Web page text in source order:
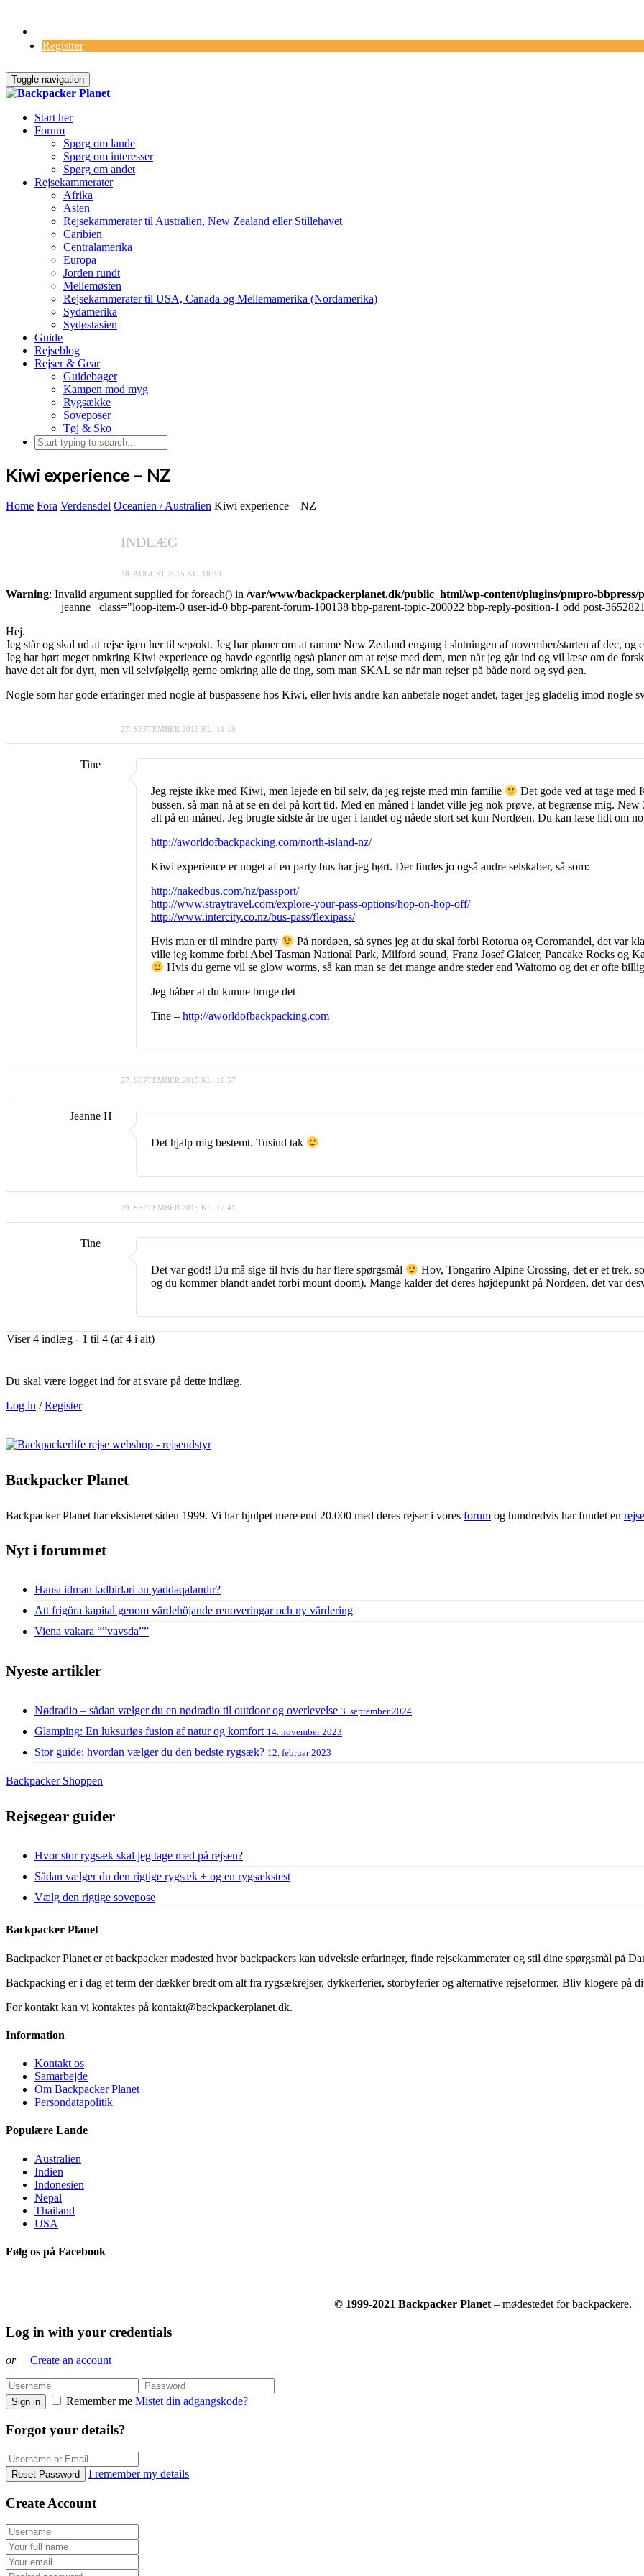
Registrer
Toggle navigation
Start her
Forum
Spørg om lande
Spørg om interesser
Spørg om andet
Rejsekammerater
Afrika
Asien
Rejsekammerater til Australien, New Zealand eller Stillehavet
Caribien
Centralamerika
Europa
Jorden rundt
Mellemøsten
Rejsekammerater til USA, Canada og Mellemamerika (Nordamerika)
Sydamerika
Sydøstasien
Guide
Rejseblog
Rejser & Gear
Guidebøger
Kampen mod myg
Rygsække
Soveposer
Tøj & Sko
Kiwi experience – NZ
Home Fora Verdensdel Oceanien / Australien Kiwi experience – NZ
INDLÆG
28. AUGUST 2015 KL. 18:30
Warning: Invalid argument supplied for foreach() in /var/www/backpackerplanet.dk/public_html/wp-content/plugins/pmpro-bbpress/
class="loop-item-0 user-id-0 bbp-parent-forum-100138 bbp-parent-topic-200022 bbp-reply-position-1 odd post-
jeanne
Hej.
Jeg står og skal ud at rejse igen her til sep/okt. Jeg har planer om at ramme New Zealand engang i slutningen af november/starten af dec, og
Jeg har hørt meget omkring Kiwi experience og havde egentlig også planer om at rejse med dem, men når jeg går ind og vil læse om de
have det alt for dyrt, men vil selvfølgelig gerne omkring alle de ting, som man SKAL se når man rejser på både nord og syd øen.
Nogle som har gode erfaringer med nogle af buspassene hos Kiwi, eller hvis andre kan anbefale noget andet, tager jeg gladelig imod nogle
27. SEPTEMBER 2015 KL. 11:18
Tine
Jeg rejste ikke med Kiwi, men lejede en bil selv, da jeg rejste med min familie
Det gode ved at tage med
bussen, så man nå at se en del på kort tid. Med en måned i landet ville jeg nok prøve, at begrænse mig.
alt på en måned. Jeg brugte sidste år tre uger i landet og nåede stort set kun Nordøen. Du kan læse lidt om
http://aworldofbackpacking.com/north-island-nz/
Kiwi experience er noget af en party bus har jeg hørt. Der findes jo også andre selskaber, så som:
http://nakedbus.com/nz/passport/
http://www.straytravel.com/explore-your-pass-options/hop-on-hop-off/
http://www.intercity.co.nz/bus-pass/flexipass/
Hvis man er til mindre party
På nordøen, så synes jeg at du skal forbi Rotorua og Coromandel, det var
ville jeg komme forbi Abel Tasman National Park, Milford sound, Franz Josef Glaicer, Pancake Rocks og
Hvis du gerne vil se glow worms, så kan man se det mange andre steder end Waitomo og det er ofte
Jeg håber at du kunne bruge det
Tine – http://aworldofbackpacking.com
27. SEPTEMBER 2015 KL. 19:57
Jeanne H
Det hjalp mig bestemt. Tusind tak
29. SEPTEMBER 2015 KL. 17:41
Tine
Det var godt! Du må sige til hvis du har flere spørgsmål
Hov, Tongariro Alpine Crossing, det er et trek,
og du kommer blandt andet forbi mount doom). Mange kalder det deres højdepunkt på Nordøen, det var
Viser 4 indlæg - 1 til 4 (af 4 i alt)
Du skal være logget ind for at svare på dette indlæg.
Log in /Register
Backpacker Planet
Backpacker Planet har eksisteret siden 1999. Vi har hjulpet mere end 20.000 med deres rejser i vores forum og hundredvis har fundet en
Nyt i forummet
Hansı idman tədbirləri ən yaddaqalandır?
Att frigöra kapital genom värdehöjande renoveringar och ny värdering
Viena vakara “”vavsda””
Nyeste artikler
Nødradio – sådan vælger du en nødradio til outdoor og overlevelse 3. september 2024
Glamping: En luksuriøs fusion af natur og komfort 14. november 2023
Stor guide: hvordan vælger du den bedste rygsæk? 12. februar 2023
Backpacker Shoppen
Rejsegear guider
Hvor stor rygsæk skal jeg tage med på rejsen?
Sådan vælger du den rigtige rygsæk + og en rygsækstest
Vælg den rigtige sovepose
Backpacker Planet
Backpacker Planet er et backpacker mødested hvor backpackers kan udveksle erfaringer, finde rejsekammerater og stil dine spørgsmål på
Backpacking er i dag et term der dækker bredt om alt fra rygsækrejser, dykkerferier, storbyferier og alternative rejseformer. Bliv klogere på
For kontakt kan vi kontaktes på kontakt@backpackerplanet.dk.
Information
Kontakt os
Samarbejde
Om Backpacker Planet
Persondatapolitik
Populære Lande
Australien
Indien
Indonesien
Nepal
Thailand
USA
Følg os på Facebook
© 1999-2021 Backpacker Planet – mødestedet for backpackere.
Log in with your credentials
or Create an account
Sign in Remember me Mistet din adgangskode?
Forgot your details?
Reset Password I remember my details
Create Account